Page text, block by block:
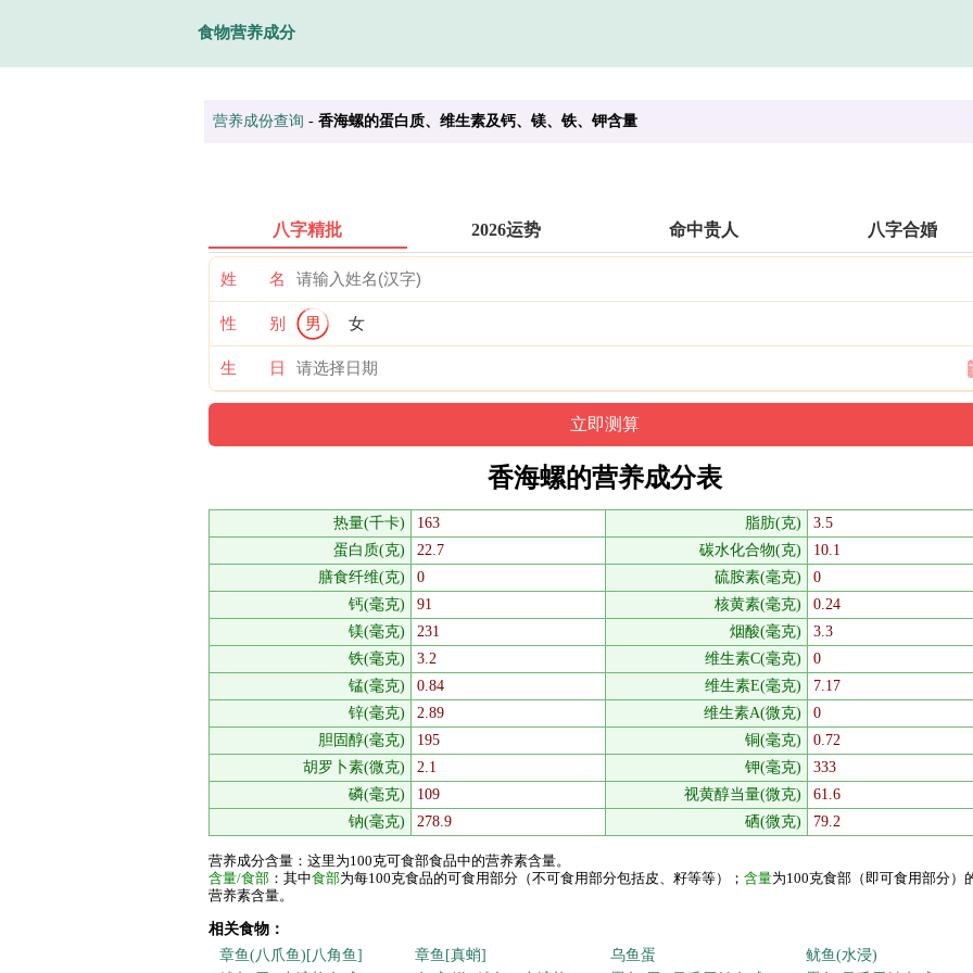
食物营养成分
营养成份查询 - 香海螺的蛋白质、维生素及钙、镁、铁、钾含量
八字精批 2026运势 命中贵人 八字合婚
姓 名
性 别 男 女
生 日
香海螺的营养成分表
热量(千卡) 163 脂肪(克)
3.5
蛋白质(克)
22.7 碳水化合物(克)
10.1
膳食纤维(克)
0 硫胺素(毫克)
0
钙(毫克)
91 核黄素(毫克)
0.24
镁(毫克)
231 烟酸(毫克)
3.3
铁(毫克)
3.2 维生素C(毫克)
0
锰(毫克)
0.84 维生素E(毫克)
7.17
锌(毫克)
2.89 维生素A(微克)
0
胆固醇(毫克)
195 铜(毫克)
0.72
胡罗卜素(微克)
2.1 钾(毫克)
333
磷(毫克)
109 视黄醇当量(微克)
61.6
钠(毫克)
278.9 硒(微克) 79.2
营养成分含量：这里为100克可食部食品中的营养素含量。
含量/食部 ：其中食部为每100克食品的可食用部分（不可食用部分包括皮、籽等等）； 含量为100克食部（即可食用部分）
营养素含量。
相关食物：
章鱼(八爪鱼)[八角鱼]
章鱼[真蛸] 乌鱼蛋
鱿鱼(水浸)